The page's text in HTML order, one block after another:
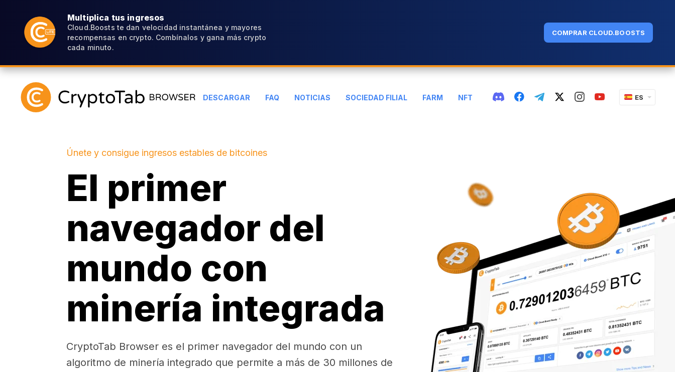
Multiplica tus ingresos
Cloud.Boosts te dan velocidad instantánea y mayores
recompensas en crypto. Combínalos y gana más crypto
cada minuto.
COMPRAR CLOUD.BOOSTS
DESCARGAR FAQ NOTICIAS SOCIEDAD FILIAL FARM NFT ES
Únete y consigue ingresos estables de bitcoines
El primer
navegador del
mundo con
minería integrada
CryptoTab Browser es el primer navegador del mundo con un
algoritmo de minería integrado que permite a más de 30 millones de